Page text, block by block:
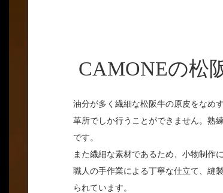
CAMONEの松
油分が多く繊細な松阪牛の原皮をなめ
革所でしか行うことができません。熟
です。
また繊細な素材であるため、小物制作
職人の手作業による丁寧な仕立て、縫
られています。